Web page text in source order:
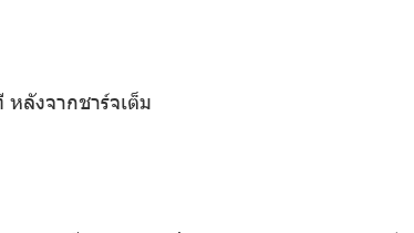
หลังจากชาร์จเต็ม